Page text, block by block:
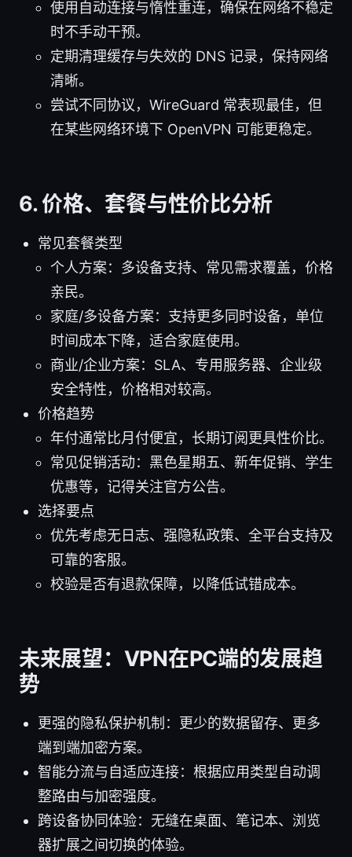
使用自动连接与惰性重连，确保在网络不稳定
时不手动干预。
定期清理缓存与失效的 DNS 记录，保持网络
清晰。
尝试不同协议，WireGuard 常表现最佳，但
在某些网络环境下 OpenVPN 可能更稳定。
6. 价格、套餐与性价比分析
常见套餐类型
个人方案：多设备支持、常见需求覆盖，价格
亲民。
家庭/多设备方案：支持更多同时设备，单位
时间成本下降，适合家庭使用。
商业/企业方案：SLA、专用服务器、企业级
安全特性，价格相对较高。
价格趋势
年付通常比月付便宜，长期订阅更具性价比。
常见促销活动：黑色星期五、新年促销、学生
优惠等，记得关注官方公告。
选择要点
优先考虑无日志、强隐私政策、全平台支持及
可靠的客服。
校验是否有退款保障，以降低试错成本。
未来展望：VPN在PC端的发展趋
势
更强的隐私保护机制：更少的数据留存、更多
端到端加密方案。
智能分流与自适应连接：根据应用类型自动调
整路由与加密强度。
跨设备协同体验：无缝在桌面、笔记本、浏览
器扩展之间切换的体验。